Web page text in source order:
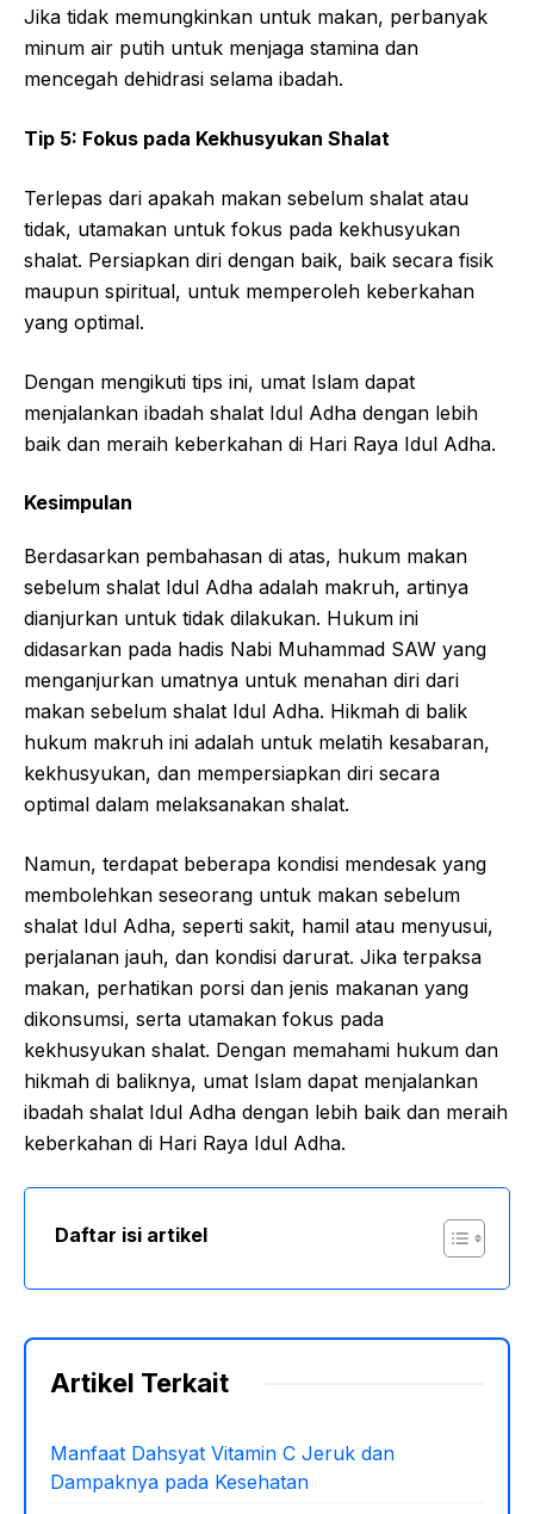
Jika tidak memungkinkan untuk makan, perbanyak
minum air putih untuk menjaga stamina dan
mencegah dehidrasi selama ibadah.
Tip 5: Fokus pada Kekhusyukan Shalat
Terlepas dari apakah makan sebelum shalat atau
tidak, utamakan untuk fokus pada kekhusyukan
shalat. Persiapkan diri dengan baik, baik secara fisik
maupun spiritual, untuk memperoleh keberkahan
yang optimal.
Dengan mengikuti tips ini, umat Islam dapat
menjalankan ibadah shalat Idul Adha dengan lebih
baik dan meraih keberkahan di Hari Raya Idul Adha.
Kesimpulan
Berdasarkan pembahasan di atas, hukum makan
sebelum shalat Idul Adha adalah makruh, artinya
dianjurkan untuk tidak dilakukan. Hukum ini
didasarkan pada hadis Nabi Muhammad SAW yang
menganjurkan umatnya untuk menahan diri dari
makan sebelum shalat Idul Adha. Hikmah di balik
hukum makruh ini adalah untuk melatih kesabaran,
kekhusyukan, dan mempersiapkan diri secara
optimal dalam melaksanakan shalat.
Namun, terdapat beberapa kondisi mendesak yang
membolehkan seseorang untuk makan sebelum
shalat Idul Adha, seperti sakit, hamil atau menyusui,
perjalanan jauh, dan kondisi darurat. Jika terpaksa
makan, perhatikan porsi dan jenis makanan yang
dikonsumsi, serta utamakan fokus pada
kekhusyukan shalat. Dengan memahami hukum dan
hikmah di baliknya, umat Islam dapat menjalankan
ibadah shalat Idul Adha dengan lebih baik dan meraih
keberkahan di Hari Raya Idul Adha.
Daftar isi artikel
Artikel Terkait
Manfaat Dahsyat Vitamin C Jeruk dan
Dampaknya pada Kesehatan